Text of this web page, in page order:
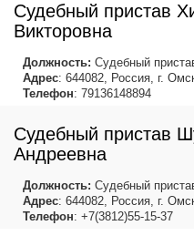
Судебный пристав
Викторовна
Должность: Судебный
Адрес: 644082, Россия, г.
Телефон: 79136148894
Судебный пристав
Андреевна
Должность: Судебный
Адрес: 644082, Россия, г.
Телефон: +7(3812)55-15-37